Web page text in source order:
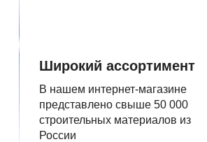
Широкий ассортимент
В нашем интернет-магазине
представлено свыше 50 000
строительных материалов из
России